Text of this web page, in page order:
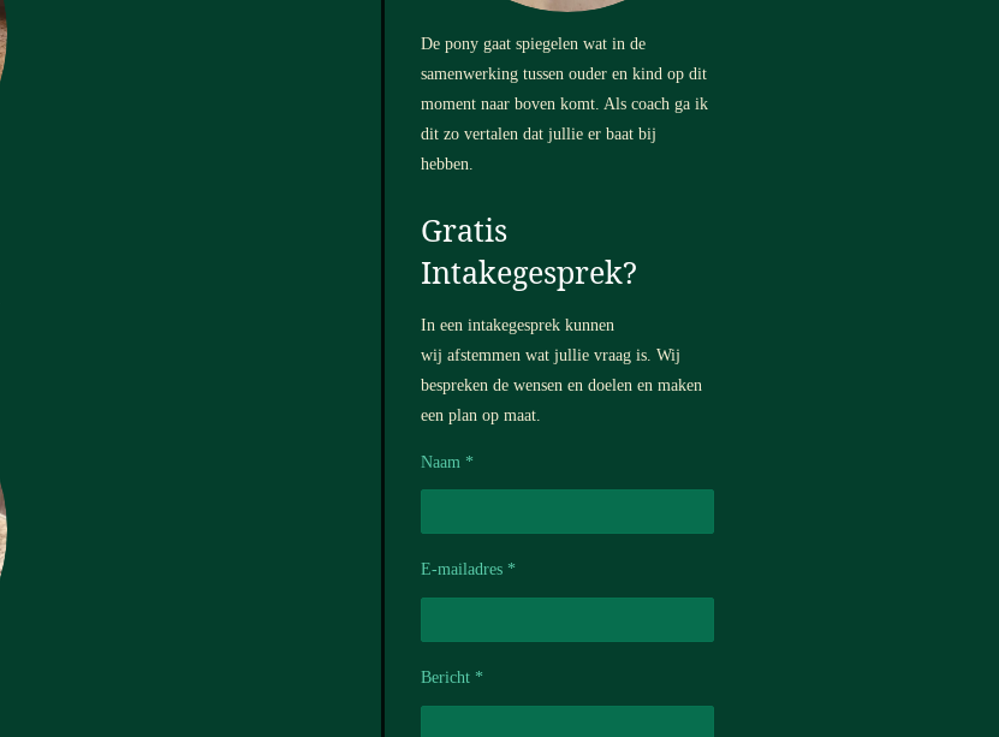
De pony gaat spiegelen wat in de
samenwerking tussen ouder en kind op dit
moment naar boven komt. Als coach ga ik
dit zo vertalen dat jullie er baat bij
hebben.
Gratis
Intakegesprek?
In een intakegesprek kunnen
wij afstemmen wat jullie vraag is. Wij
bespreken de wensen en doelen en maken
een plan op maat.
Naam *
E-mailadres *
Bericht *